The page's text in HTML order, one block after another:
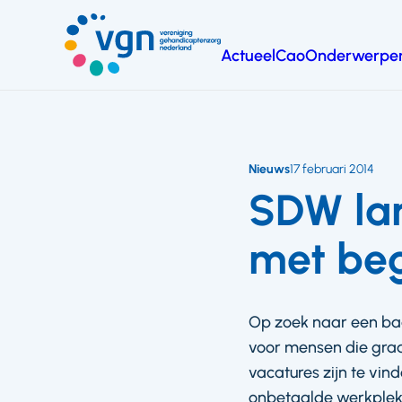
hoofdinhoud
ActueelCao
SDW
met
Nieuws17 februari 2014
Op zoek naar een
voor mensen die
vacatures zijn te
onbetaalde